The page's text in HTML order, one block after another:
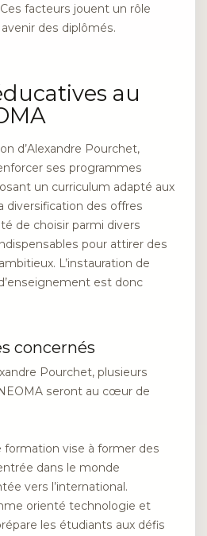
facteurs jouent un rôle
des diplômés.
au
d’Alexandre Pourchet,
ses programmes
un curriculum adapté aux
diversification des offres
de choisir parmi divers
pour attirer des
L’instauration de
est donc
concernés
Pourchet, plusieurs
seront au cœur de
formation vise à former des
dans le monde
vers l’international.
orienté technologie et
les étudiants aux défis